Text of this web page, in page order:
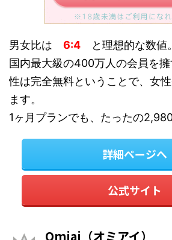
男女比は 6:4 と理想的な数値。
国内最大級の400万人の会員を
性は完全無料ということで、女
ます。
1ヶ月プランでも、たったの
詳細ページへ
公式サイト
Omiai（オミアイ）